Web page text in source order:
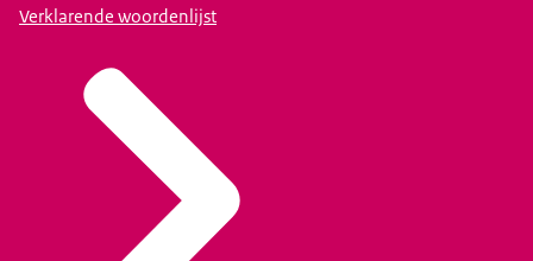
Verklarende woordenlijst